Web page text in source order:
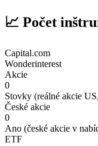
📈 Počet
Capital.com
Wonderinterest
Akcie
0
Stovky (reálné akcie
České akcie
0
Ano (české akcie v
ETF